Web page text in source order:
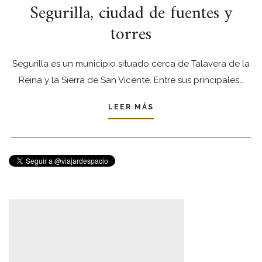
Segurilla, ciudad de fuentes y
torres
Segurilla es un municipio situado cerca de Talavera de la
Reina y la Sierra de San Vicente. Entre sus principales…
LEER MÁS